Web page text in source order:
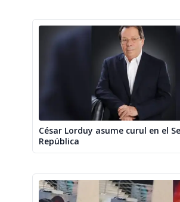
César Lorduy asume curul en el
República